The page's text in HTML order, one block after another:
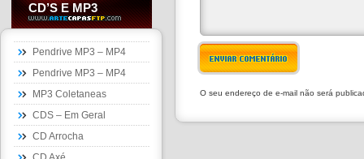
CD’S E MP3
Pendrive MP3 – MP4
Pendrive MP3 – MP4
MP3 Coletaneas
CDS – Em Geral
CD Arrocha
ENVIAR COMENTÁRIO
O seu endereço de e-mail não será